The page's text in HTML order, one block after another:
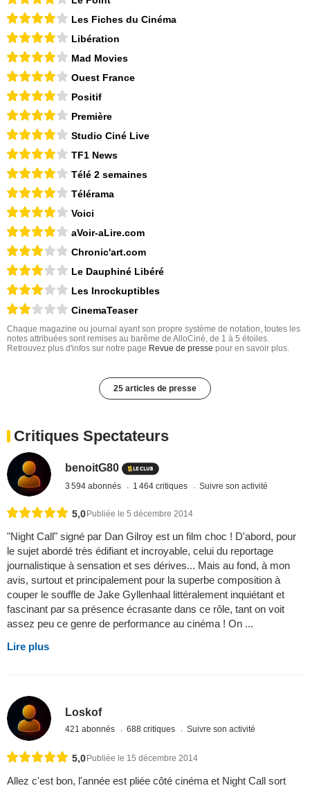
Les Fiches du Cinéma
Libération
Mad Movies
Ouest France
Positif
Première
Studio Ciné Live
TF1 News
Télé 2 semaines
Télérama
Voici
aVoir-aLire.com
Chronic'art.com
Le Dauphiné Libéré
Les Inrockuptibles
CinemaTeaser
Chaque magazine ou journal ayant son propre système de notation, toutes les
notes attribuées sont remises au barême de AlloCiné, de 1 à 5 étoiles.
Retrouvez plus d'infos sur notre page Revue de presse pour en savoir plus.
25 articles de presse
Critiques Spectateurs
benoitG80
3 594 abonnés 1 464 critiques Suivre son activité
5,0 Publiée le 5 décembre 2014
"Night Call" signé par Dan Gilroy est un film choc ! D'abord, pour
le sujet abordé très édifiant et incroyable, celui du reportage
journalistique à sensation et ses dérives... Mais au fond, à mon
avis, surtout et principalement pour la superbe composition à
couper le souffle de Jake Gyllenhaal littéralement inquiétant et
fascinant par sa présence écrasante dans ce rôle, tant on voit
assez peu ce genre de performance au cinéma ! On ...
Lire plus
Loskof
421 abonnés 688 critiques Suivre son activité
5,0Publiée le 15 décembre 2014
Allez c'est bon, l'année est pliée côté cinéma et Night Call sort